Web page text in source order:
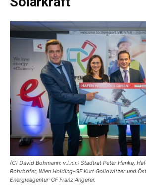
(C) David Bohmann: v.l.n.r.: Stadtrat Peter Hanke,
Rohrhofer, Wien Holding-GF Kurt Gollowitzer und
Energieagentur-GF Franz Angerer.